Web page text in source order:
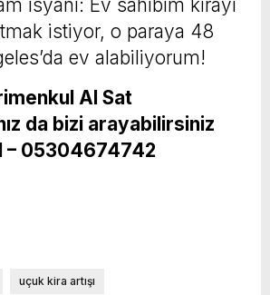
Al Sat
da bizi arayabilirsiniz
– 05304674742
uçuk kira artışı